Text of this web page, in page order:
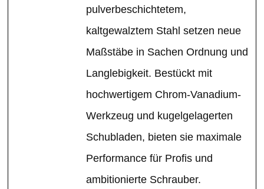
pulverbeschichtetem,
kaltgewalztem Stahl setzen neue
Maßstäbe in Sachen Ordnung und
Langlebigkeit. Bestückt mit
hochwertigem Chrom-Vanadium-
Werkzeug und kugelgelagerten
Schubladen, bieten sie maximale
Performance für Profis und
ambitionierte Schrauber.